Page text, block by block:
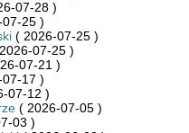
07-28 )
25 )
( 2026-07-25 )
07-25 )
07-21 )
17 )
07-12 )
( 2026-07-05 )
03 )